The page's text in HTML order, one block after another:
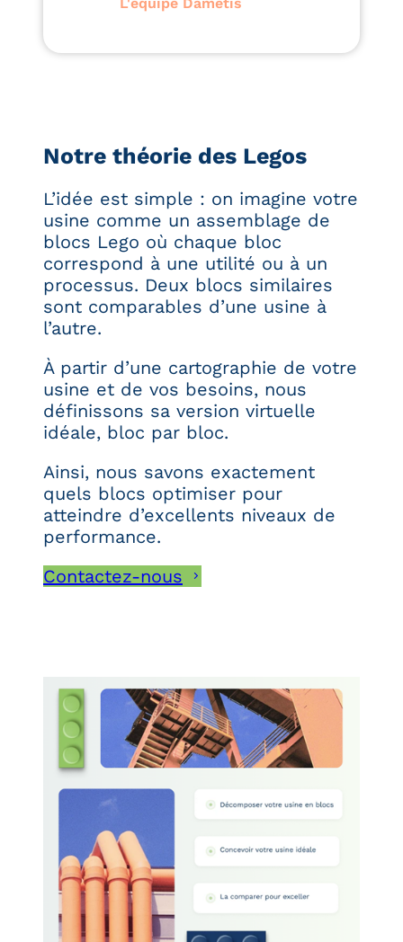
Notre théorie des Legos
L’idée est simple : on imagine votre
usine comme un assemblage de
blocs Lego où chaque bloc
correspond à une utilité ou à un
processus. Deux blocs similaires
sont comparables d’une usine à
l’autre.
À partir d’une cartographie de votre
usine et de vos besoins, nous
définissons sa version virtuelle
idéale, bloc par bloc.
Ainsi, nous savons exactement
quels blocs optimiser pour
atteindre d’excellents niveaux de
performance.
Contactez-nous